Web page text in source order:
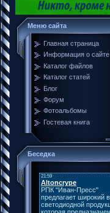
Меню сайта
Главная страница
Информация о сайте
Каталог файлов
Каталог статей
Блог
Форум
Фотоальбомы
Гостевая книга
Беседка